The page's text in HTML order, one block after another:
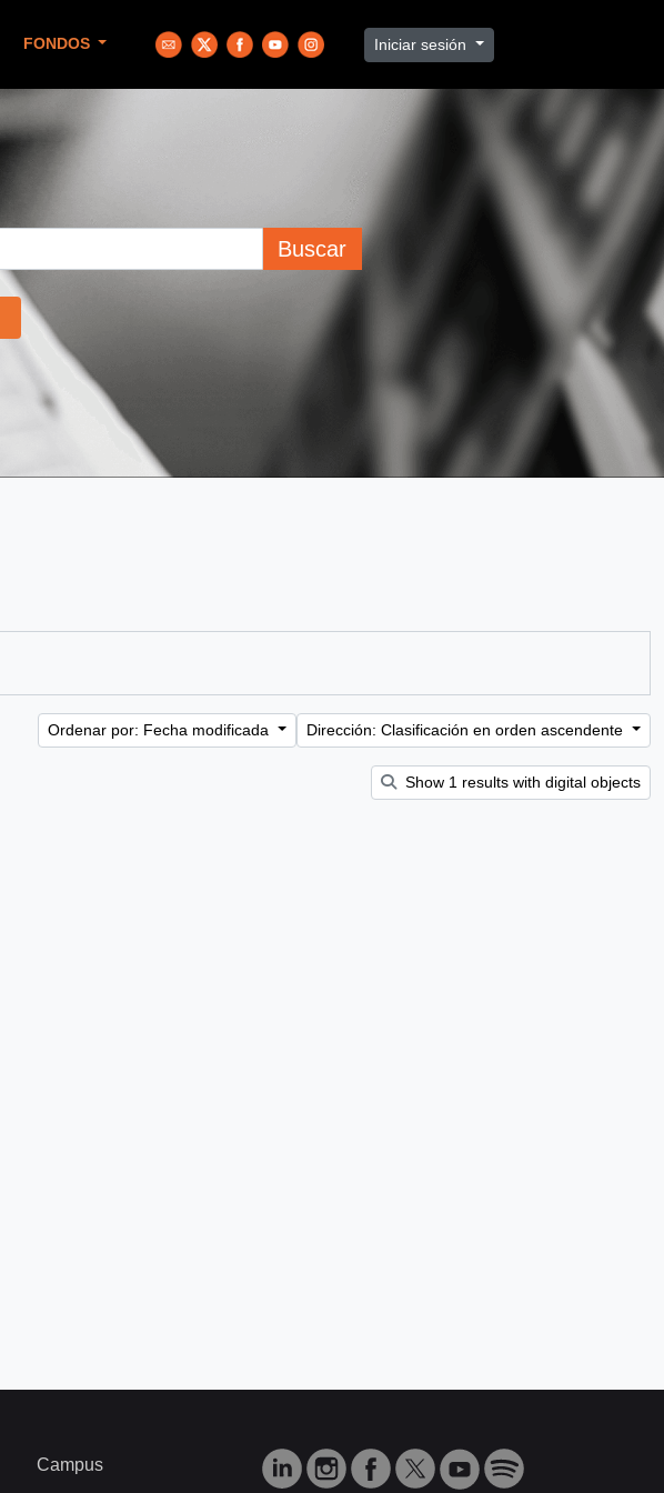
FONDOS Iniciar sesión
Buscar
Ordenar por: Fecha modificada Dirección: Clasificación en orden ascendente
Show 1 results with digital objects
Campus